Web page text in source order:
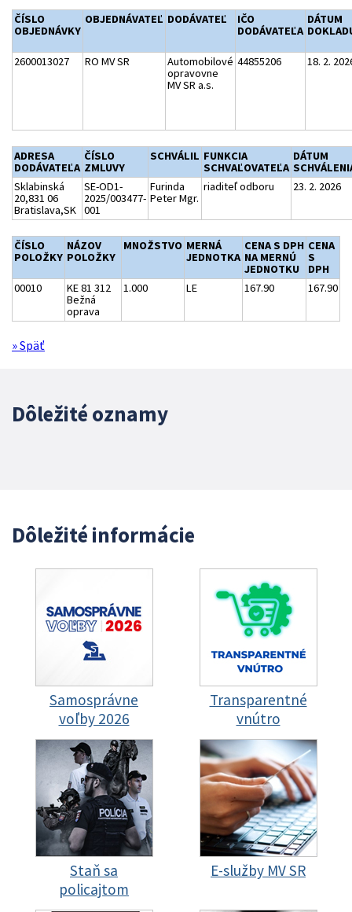
ČÍSLO
OBJEDNÁVKY
OBJEDNÁVATEĽ DODÁVATEĽ
IČO
DODÁVATEĽA
DÁTUM
2600013027 RO MV SR
Automobilové
opravovne
MV SR a.s.
44855206 18. 2.
ADRESA
DODÁVATEĽA
ČÍSLO
ZMLUVY
SCHVÁLIL FUNKCIA
SCHVAĽOVATEĽA
DÁTUM
Sklabinská
20,831 06
Bratislava,SK
SE-OD1-
2025/003477-
001
Furinda
Peter Mgr.
riaditeľ odboru 23. 2. 2026
ČÍSLO
POLOŽKY
NÁZOV
POLOŽKY
MNOŽSTVO MERNÁ
JEDNOTKA
CENA S DPH
NA MERNÚ
JEDNOTKU
CENA
S
DPH
00010
KE 81 312
Bežná
oprava
1.000 LE 167.90 167.90
» Späť
Dôležité oznamy
Dôležité informácie
Samosprávne
voľby 2026
Transparentné
vnútro
Staň sa
policajtom
E-služby MV SR